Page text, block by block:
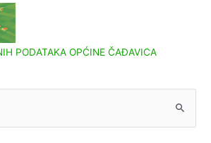
PODATAKA OPĆINE ČAĐAVICA